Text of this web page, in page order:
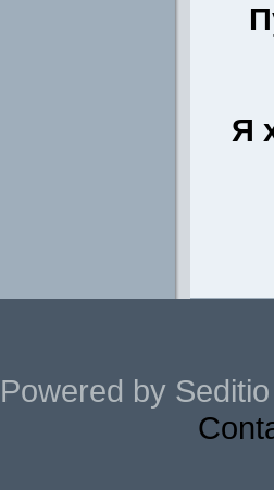
Я
Powered by Seditio